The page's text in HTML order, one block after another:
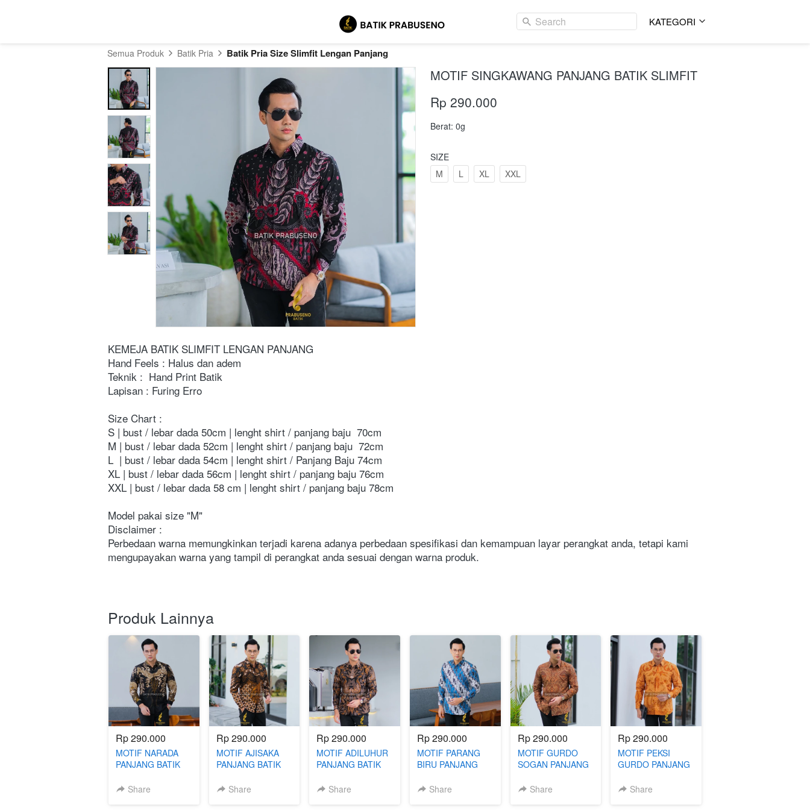
Search KATEGORI
Search KATEGORI
Semua Produk Batik Pria Batik Pria Size Slimfit Lengan Panjang
MOTIF SINGKAWANG PANJANG BATIK SLIMFIT
Rp 290.000
Berat: 0g
SIZE
M
L XL XXL
KEMEJA BATIK SLIMFIT LENGAN PANJANG
Hand Feels : Halus dan adem
Teknik : Hand Print Batik
Lapisan : Furing Erro
Size Chart :
S | bust / lebar dada 50cm | lenght shirt / panjang baju  70cm
M | bust / lebar dada 52cm | lenght shirt / panjang baju  72cm
L  | bust / lebar dada 54cm | lenght shirt / Panjang Baju 74cm
XL | bust / lebar dada 56cm | lenght shirt / panjang baju 76cm
XXL | bust / lebar dada 58 cm | lenght shirt / panjang baju 78cm
Model pakai size "M"
Disclaimer :
Perbedaan warna memungkinkan terjadi karena adanya perbedaan spesifikasi dan kemampuan layar perangkat anda, tetapi kami
mengupayakan warna yang tampil di perangkat anda sesuai dengan warna produk.
Produk Lainnya
Rp 290.000
MOTIF NARADA
PANJANG BATIK
Share
Rp 290.000
MOTIF AJISAKA
PANJANG BATIK
Share
Rp 290.000
MOTIF ADILUHUR
PANJANG BATIK
Share
Rp 290.000
MOTIF PARANG
BIRU PANJANG
Share
Rp 290.000
MOTIF GURDO
SOGAN PANJANG
Share
Rp 290.000
MOTIF PEKSI
GURDO PANJANG
Share